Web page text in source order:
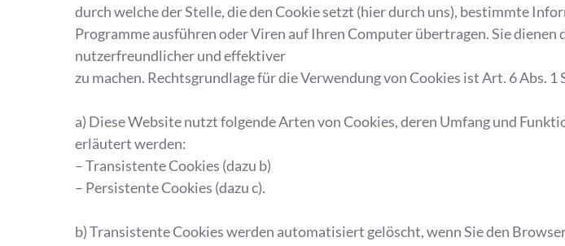
durch welche der Stelle, die den Cookie setzt (hier durch uns), bestimmte
Programme ausführen oder Viren auf Ihren Computer übertragen. Sie dienen
nutzerfreundlicher und effektiver
zu machen. Rechtsgrundlage für die Verwendung von Cookies ist Art. 6 Abs. 1
a) Diese Website nutzt folgende Arten von Cookies, deren Umfang und
erläutert werden:
– Transistente Cookies (dazu b)
– Persistente Cookies (dazu c).
b) Transistente Cookies werden automatisiert gelöscht, wenn Sie den